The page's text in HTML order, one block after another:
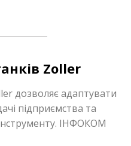
Zoller
дозволяє адаптувати
підприємства та
ІНФОКОМ